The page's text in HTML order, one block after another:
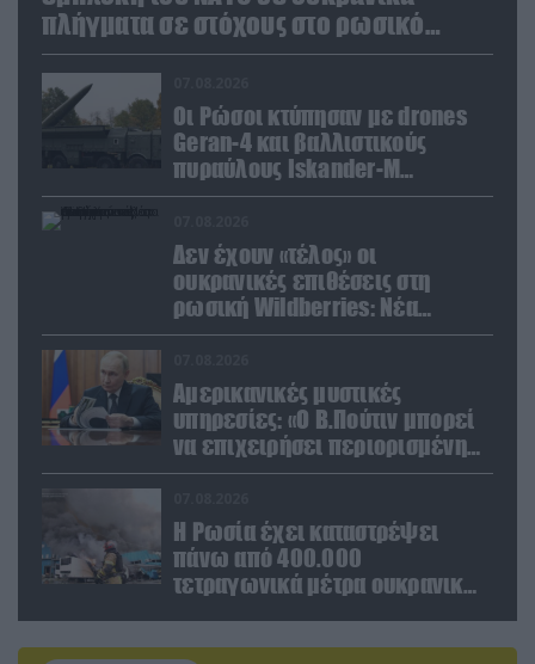
πλήγματα σε στόχους στο ρωσικό
έδαφος!
Οι Ρώσοι κτύπησαν με drones
Geran-4 και βαλλιστικούς
πυραύλους Iskander-M
ουκρανικό τρένο με
Δεν έχουν «τέλος» οι
ουκρανικές επιθέσεις στη
ρωσική Wildberries: Νέα
πλήγματα σε εγκαταστάσεις στα
Αμερικανικές μυστικές
υπηρεσίες: «Ο Β.Πούτιν μπορεί
να επιχειρήσει περιορισμένη
στρατιωτική επιχείρηση στην
Η Ρωσία έχει καταστρέψει
πάνω από 400.000
τετραγωνικά μέτρα ουκρανικών